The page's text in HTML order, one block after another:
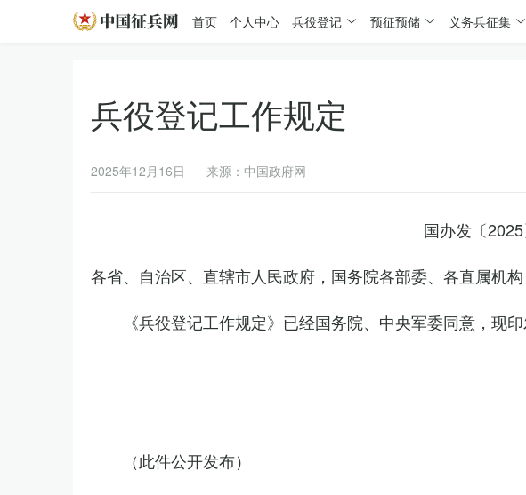
首页 个人中心 兵役登记 预征预储 义务兵征集
兵役登记工作规定
2025年12月16日 来源：中国政府网
国办发〔
各省、自治区、直辖市人民政府，国务院各部委、各直属机
《兵役登记工作规定》已经国务院、中央军委同意，现
（此件公开发布）